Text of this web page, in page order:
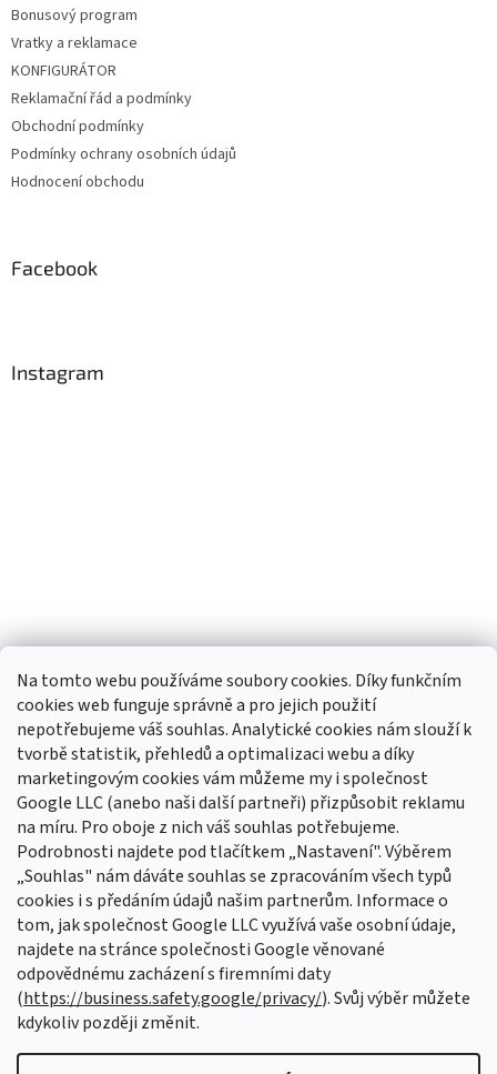
Na tomto webu používáme soubory cookies. Díky funkčním
cookies web funguje správně a pro jejich použití
nepotřebujeme váš souhlas. Analytické cookies nám slouží k
tvorbě statistik, přehledů a optimalizaci webu a díky
marketingovým cookies vám můžeme my i společnost
Google LLC (anebo naši další partneři) přizpůsobit reklamu
na míru. Pro oboje z nich váš souhlas potřebujeme.
Podrobnosti najdete pod tlačítkem „Nastavení". Výběrem
„Souhlas" nám dáváte souhlas se zpracováním všech typů
cookies i s předáním údajů našim partnerům. Informace o
tom, jak společnost Google LLC využívá vaše osobní údaje,
najdete na stránce společnosti Google věnované
odpovědnému zacházení s firemními daty
(https://business.safety.google/privacy/). Svůj výběr můžete
kdykoliv později změnit.
Bonusový program
Vratky a reklamace
KONFIGURÁTOR
Reklamační řád a podmínky
Obchodní podmínky
Podmínky ochrany osobních údajů
Hodnocení obchodu
Facebook
Instagram
Sledovat na Instagramu
Odebírat newsletter
Vložte svůj e-mail a my vám budeme zasílat informace o nových
produktech na našem e-shopu.
E-mail
Vložením e-mailu souhlasíte s podmínkami ochrany osobních údajů